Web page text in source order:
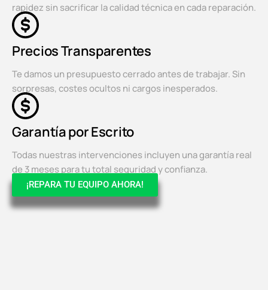
rapidez sin sacrificar la calidad técnica en cada reparación.
Precios Transparentes
Te damos un presupuesto cerrado antes de trabajar. Sin
sorpresas, costes ocultos ni cargos inesperados.
Garantía por Escrito
Todas nuestras intervenciones incluyen una garantía real
de 3 meses para tu total seguridad y confianza.
¡REPARA TU EQUIPO AHORA!